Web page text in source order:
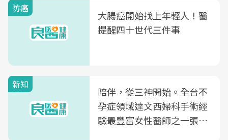
防癌
大腸癌開始找上年輕人！醫
提醒四十世代三件事
新知
陪伴，從三神開始。全台不
孕症領域達文西婦科手術經
驗最豐富女性醫師之一張永